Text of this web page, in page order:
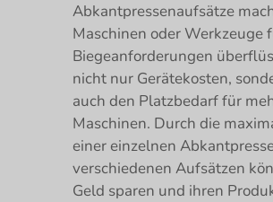
Abkantpressenaufsätze
Maschinen oder Werkzeuge
Biegeanforderungen
nicht nur Gerätekosten,
auch den Platzbedarf für
Maschinen. Durch die
einer einzelnen
verschiedenen Aufsätzen
Geld sparen und ihren